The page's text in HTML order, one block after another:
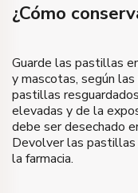
¿Cómo
Guarde las pastillas
y mascotas, según
pastillas
elevadas y de la
debe ser desechado
Devolver las
la farmacia.